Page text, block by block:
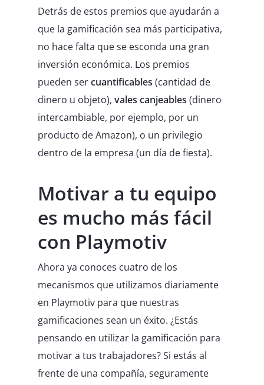
Detrás de estos premios que ayudarán a
que la gamificación sea más participativa,
no hace falta que se esconda una gran
inversión económica. Los premios
pueden sercuantificables (cantidad de
dinero u objeto),vales canjeables(dinero
intercambiable, por ejemplo, por un
producto de Amazon), o un privilegio
dentro de la empresa (un día de fiesta).
Motivar a tu equipo
es mucho más fácil
con Playmotiv
Ahora ya conoces cuatro de los
mecanismos que utilizamos diariamente
en Playmotiv para que nuestras
gamificaciones sean un éxito. ¿Estás
pensando en utilizar la gamificación para
motivar a tus trabajadores? Si estás al
frente de una compañía, seguramente